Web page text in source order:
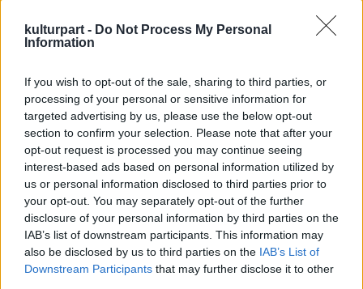
kulturpart - Do Not Process My Personal
Information
If you wish to opt-out of the sale, sharing to third parties, or
processing of your personal or sensitive information for
targeted advertising by us, please use the below opt-out
section to confirm your selection. Please note that after your
opt-out request is processed you may continue seeing
interest-based ads based on personal information utilized by
us or personal information disclosed to third parties prior to
your opt-out. You may separately opt-out of the further
disclosure of your personal information by third parties on the
IAB’s list of downstream participants. This information may
also be disclosed by us to third parties on the IAB’s List of
Downstream Participants that may further disclose it to other
újságíróval, Alekszej Kaplerrel. Mikor ezt
Sztálin megtudta, kérdőre vonta a
pofon vágott, életemben először” – emlékezett
vissza a nő. Kapler hamarosan egy szibériai
munkatáborban találta magát. Szvetlána
kétszer ment férjhez, először szerelemből,
aztán apja utasítására annak egy
bizalmasával kötött frigyet. Mindkét
házasságból egy-egy lánya született, de a
családi légkör már nem volt olyan, mint
régen: apja elhidegült tőle, 1953-ban
bekövetkezett halálig ez nem is változott
meg.
„Egyszerre éreztem fájdalmat és